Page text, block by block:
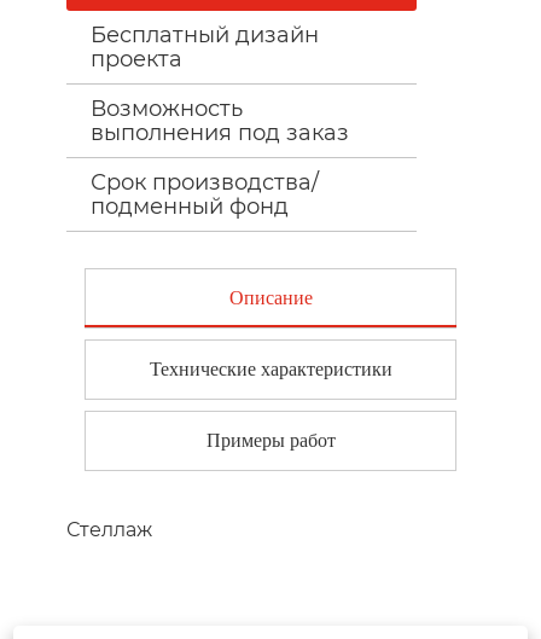
Бесплатный дизайн
проекта
Возможность
выполнения под заказ
Срок производства/
подменный фонд
Описание
Технические характеристики
Примеры работ
Стеллаж